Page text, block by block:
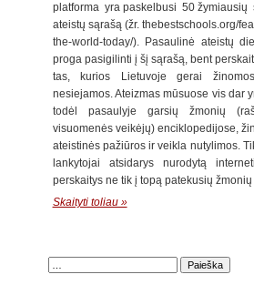
platforma yra paskelbusi 50 žymiausių
ateistų sąrašą (žr. thebestschools.org/
the-world-today/). Pasaulinė ateistų
proga pasigilinti į šį sąrašą, bent
tas, kurios Lietuvoje gerai
nesiejamos. Ateizmas mūsuose vis dar
todėl pasaulyje garsių žmonių
visuomenės veikėjų) enciklopedijose,
ateistinės pažiūros ir veikla nutylimos.
lankytojai atsidarys nurodytą
perskaitys ne tik į topą patekusių
Skaityti toliau »